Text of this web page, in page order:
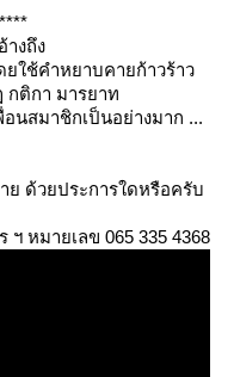
งถึง
ใช้คำหยาบคายก้าวร้าว
กติกา มารยาท
นสมาชิกเป็นอย่างมาก ...
ย ด้วยประการใดหรือครับ
หมายเลข 065 335 4368